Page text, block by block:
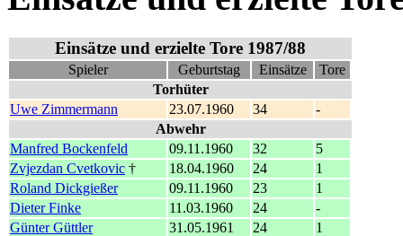
Einsätze und erzielte Tore 1987/88
Spieler Geburtstag Einsätze
Tore
Torhüter
Uwe Zimmermann
23.07.1960 34
-
Abwehr
Manfred Bockenfeld
09.11.1960 32
5
Zvjezdan Cvetkovic † 18.04.1960 24
1
Roland Dickgießer
09.11.1960 23
1
Dieter Finke
11.03.1960 24
-
Günter Güttler
31.05.1961 24
1